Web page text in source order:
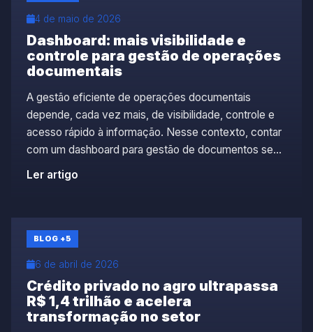
4 de maio de 2026
Dashboard: mais visibilidade e
controle para gestão de operações
documentais
A gestão eficiente de operações documentais
depende, cada vez mais, de visibilidade, controle e
acesso rápido à informação. Nesse contexto, contar
com um dashboard para gestão de documentos se
torna essencial para empresas que buscam mais
eficiência, governança e inteligência operacional.
seu Dashboard, uma funcionalidade que, […]
Ler artigo
BLOG +5
6 de abril de 2026
Crédito privado no agro ultrapassa
R$ 1,4 trilhão e acelera
transformação no setor